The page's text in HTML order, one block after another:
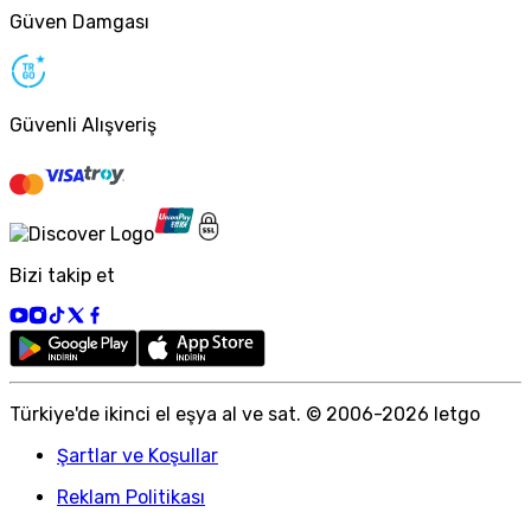
Güven Damgası
Güvenli Alışveriş
Bizi takip et
Türkiye'de ikinci el eşya al ve sat. © 2006-2026 letgo
Şartlar ve Koşullar
Reklam Politikası